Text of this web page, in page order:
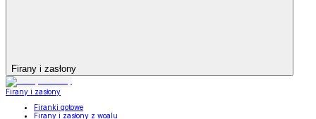
Firany i zasłony
Firany i zasłony
Firanki gotowe
Firany i zasłony z woalu